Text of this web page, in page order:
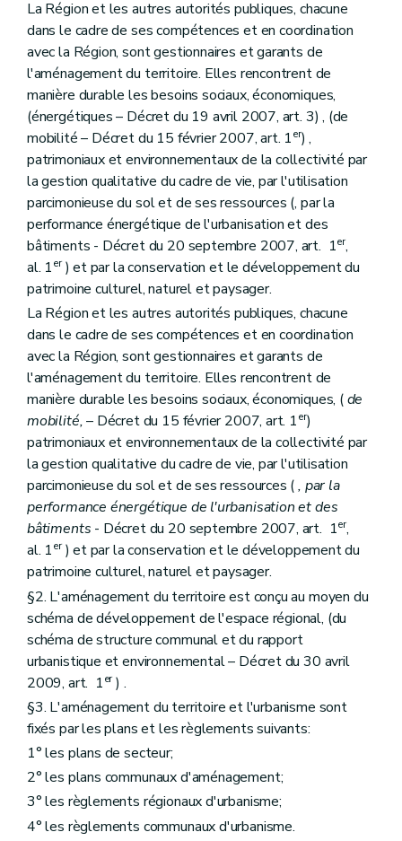
Art. 21
Section 2 Contenu
Art. 22
Art. 23
Section 3 (Destination et prescriptions générales des zones, tracés de réseaux d'infrastructures principales – Décret du 18 juillet 2002, art. 10)
Art. 24
Art. 25
Art. 26
Art. 27
Art. 28
Art. 29
Art. 30
Art. 30bis
Art. 31
Art. 31bis
Art. 32
Art. 33
Art. 34bis
Art. 35
Art. 36
Art. 37
Art. 38
Art. 39
Art. 39bis
Art. 40
Art. 41
Section 4 Procédure d'élaboration
Art. 42
Art. 42bis
Art. 43
Art. 44
Art. 45
Section 5 Procédure et prescriptions de révision
Art. 46
Chapitre III
Du plan communal d'aménagement
Section première Généralités
Art. 47
Section 2 Contenu
Art. 48
Art. 49
Section 3 Procédure d'élaboration
Art. 49bis
Art. 50
Art. 51
Art. 52
Section 4 Procédure de révision
Section 5 Elaboration et révision par le Gouvernement
La Région et les autres autorités publiques, chacune
dans le cadre de ses compétences et en coordination
avec la Région, sont gestionnaires et garants de
l'aménagement du territoire. Elles rencontrent de
manière durable les besoins sociaux, économiques,
(énergétiques – Décret du 19 avril 2007, art. 3) , (de
mobilité – Décret du 15 février 2007, art. 1er) ,
patrimoniaux et environnementaux de la collectivité par
la gestion qualitative du cadre de vie, par l'utilisation
parcimonieuse du sol et de ses ressources (, par la
performance énergétique de l'urbanisation et des
bâtiments - Décret du 20 septembre 2007, art. 1er,
al. 1er) et par la conservation et le développement du
patrimoine culturel, naturel et paysager.
La Région et les autres autorités publiques, chacune
dans le cadre de ses compétences et en coordination
avec la Région, sont gestionnaires et garants de
l'aménagement du territoire. Elles rencontrent de
manière durable les besoins sociaux, économiques, (de
mobilité,– Décret du 15 février 2007, art. 1er)
patrimoniaux et environnementaux de la collectivité par
la gestion qualitative du cadre de vie, par l'utilisation
parcimonieuse du sol et de ses ressources (, par la
performance énergétique de l'urbanisation et des
bâtiments - Décret du 20 septembre 2007, art. 1er,
al. 1er) et par la conservation et le développement du
patrimoine culturel, naturel et paysager.
§2. L'aménagement du territoire est conçu au moyen du
schéma de développement de l'espace régional, (du
schéma de structure communal et du rapport
urbanistique et environnemental – Décret du 30 avril
2009, art. 1er) .
§3. L'aménagement du territoire et l'urbanisme sont
fixés par les plans et les règlements suivants:
1° les plans de secteur;
2° les plans communaux d'aménagement;
3° les règlements régionaux d'urbanisme;
4° les règlements communaux d'urbanisme.